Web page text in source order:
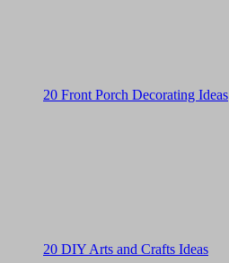
20 Front Porch Decorating Ideas
20 DIY Arts and Crafts Ideas